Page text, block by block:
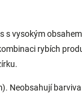
s vysokým
rybích
Neobsahují